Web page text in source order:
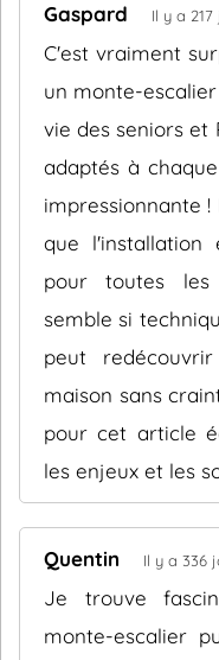
Gaspard Il y a
C'est vraiment
un monte-
vie des seniors et
adaptés à
impressionnante
que l'installation
pour toutes les
semble si
peut
maison sans
pour cet article
les enjeux et les
Quentin Il y a 336
Je trouve
monte-escalier